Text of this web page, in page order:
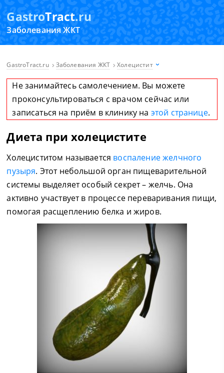
GastroTract.ru
Заболевания ЖКТ
GastroTract.ru Заболевания ЖКТ Холецистит
Не занимайтесь самолечением. Вы можете
проконсультироваться с врачом сейчас или
записаться на приём в клинику на этой странице.
Диета при холецистите
Холециститом называется воспаление желчного
пузыря. Этот небольшой орган пищеварительной
системы выделяет особый секрет – желчь. Она
активно участвует в процессе переваривания пищи,
помогая расщеплению белка и жиров.